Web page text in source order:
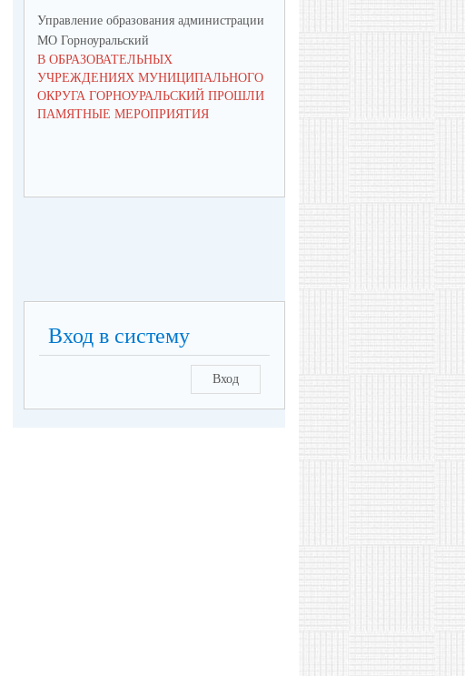
Управление образования администрации
МО Горноуральский
В ОБРАЗОВАТЕЛЬНЫХ
УЧРЕЖДЕНИЯХ МУНИЦИПАЛЬНОГО
ОКРУГА ГОРНОУРАЛЬСКИЙ ПРОШЛИ
ПАМЯТНЫЕ МЕРОПРИЯТИЯ
Управление образования
МО Горноуральский
Вход в систему
Вход